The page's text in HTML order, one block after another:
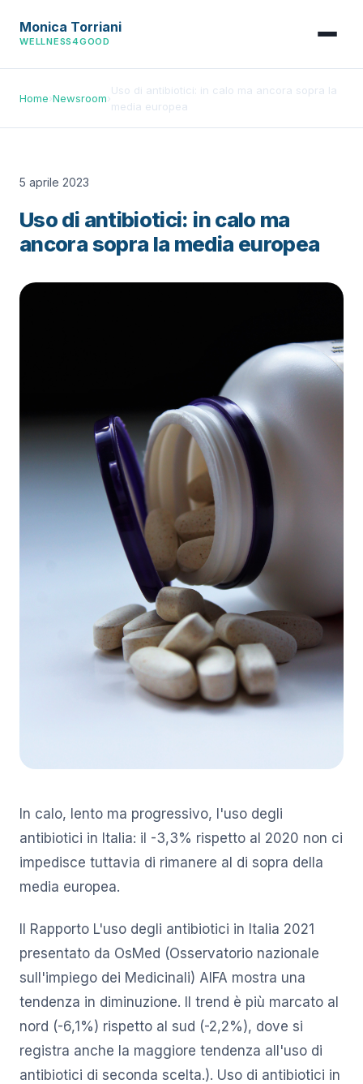
Monica Torriani
WELLNESS4GOOD
Home›Newsroom›
Uso di antibiotici: in calo ma ancora sopra la
media europea
5 aprile 2023
Uso di antibiotici: in calo ma
ancora sopra la media europea
In calo, lento ma progressivo, l'uso degli
antibiotici in Italia: il -3,3% rispetto al 2020 non ci
impedisce tuttavia di rimanere al di sopra della
media europea.
Il Rapporto L'uso degli antibiotici in Italia 2021
presentato da OsMed (Osservatorio nazionale
sull'impiego dei Medicinali) AIFA mostra una
tendenza in diminuzione. Il trend è più marcato al
nord (-6,1%) rispetto al sud (-2,2%), dove si
registra anche la maggiore tendenza all'uso di
antibiotici di seconda scelta.). Uso di antibiotici in